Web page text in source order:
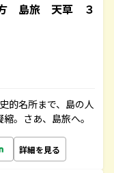
方 島旅 天草 ３
的名所まで、島の人
。さあ、島旅へ。
詳細を見る